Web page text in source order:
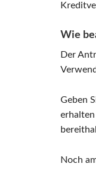
Wie
Der
Geben
Noch